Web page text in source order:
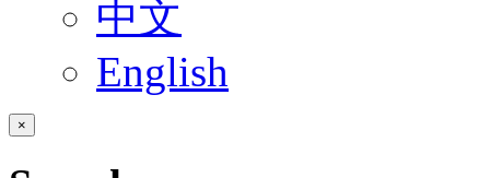
中文
English
×